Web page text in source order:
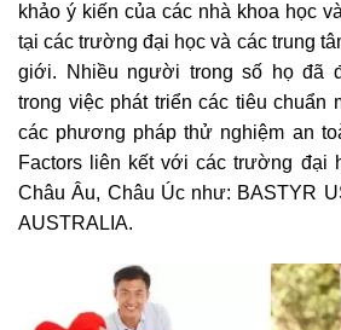
khảo ý kiến của các nhà khoa học
tại các trường đại học và các trung
giới. Nhiều người trong số họ đã
trong việc phát triển các tiêu chuẩn
các phương pháp thử nghiệm an
Factors liên kết với các trường đại
Châu Âu, Châu Úc như: BASTYR
AUSTRALIA.